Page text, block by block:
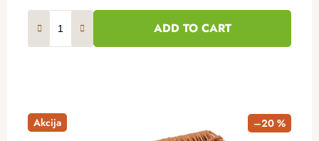
ADD TO CART
Akcija –20 %